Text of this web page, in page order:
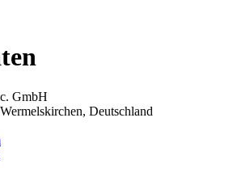
GmbH
Deutschland